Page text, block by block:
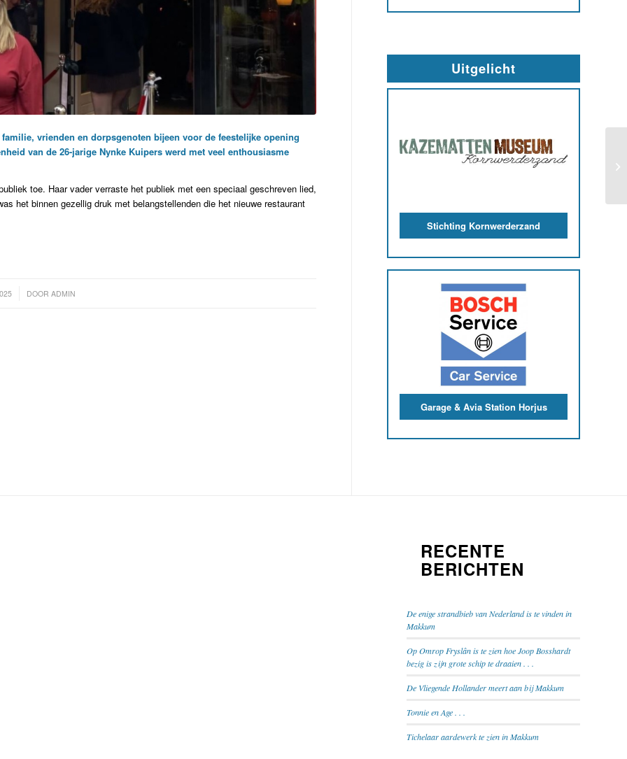
vrienden en dorpsgenoten bijeen voor de feestelijke opening
van de 26-jarige Nynke Kuipers werd met veel enthousiasme
toe. Haar vader verraste het publiek met een speciaal geschreven lied,
het binnen gezellig druk met belangstellenden die het nieuwe restaurant
DOORADMIN
Uitgelicht
Stichting Kornwerderzand
Garage & Avia Station Horjus
RECENTE
BERICHTEN
De enige strandbieb van Nederland is te vinden in
Makkum
Op Omrop Fryslân is te zien hoe Joop Bosshardt
bezig is zijn grote schip te draaien . . .
De Vliegende Hollander meert aan bij Makkum
Tonnie en Age . . .
Tichelaar aardewerk te zien in Makkum